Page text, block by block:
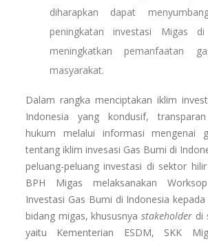
diharapkan dapat
peningkatan investasi Migas
meningkatkan pemanfaatan
masyarakat.
Dalam rangka menciptakan iklim
Indonesia yang kondusif,
hukum melalui informasi mengenai
tentang iklim invesasi Gas Bumi di
peluang-peluang investasi di sektor
BPH Migas melaksanakan
Investasi Gas Bumi di Indonesia
bidang migas, khususnyastakeholder di
yaitu Kementerian ESDM, SKK